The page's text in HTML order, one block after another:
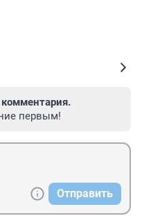
первым!
Отправить